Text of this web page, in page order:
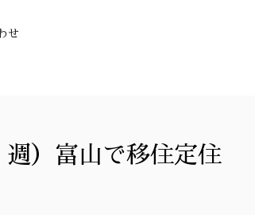
せ
）富山で移住定住